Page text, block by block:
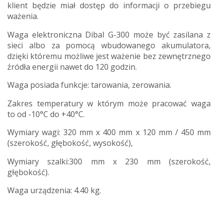
klient będzie miał dostęp do informacji o przebiegu
ważenia.
Waga elektroniczna Dibal G-300 może być zasilana z
sieci albo za pomocą wbudowanego akumulatora,
dzięki któremu możliwe jest ważenie bez zewnętrznego
źródła energii nawet do 120 godzin.
Waga posiada funkcje: tarowania, zerowania.
Zakres temperatury w którym może pracować waga
to od -10°C do +40°C.
Wymiary wagi: 320 mm x 400 mm x 120 mm / 450 mm
(szerokość, głębokość, wysokość),
Wymiary szalki:300 mm x 230 mm (szerokość,
głębokość).
Waga urządzenia: 4.40 kg.